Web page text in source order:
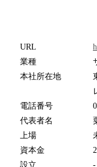
URL
業種
本社所在地
電話番号
代表者名
上場
資本金
設立
-